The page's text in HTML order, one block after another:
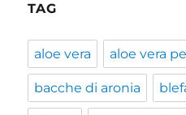
TAG
aloe vera aloe vera
bacche di aronia